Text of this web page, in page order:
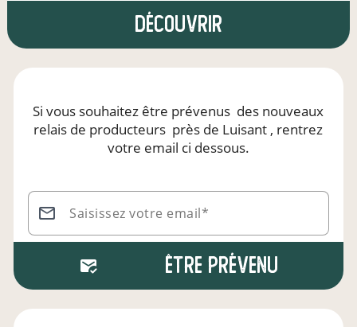
Découvrir
Si vous souhaitez être prévenus des nouveaux
relais de producteurs près de Luisant , rentrez
votre email ci dessous.
Saisissez votre email*
Être prévenu